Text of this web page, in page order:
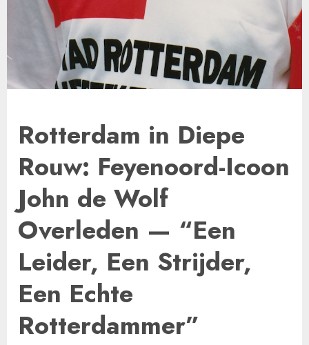
Rotterdam in Diepe
Rouw: Feyenoord-Icoon
John de Wolf
Overleden — “Een
Leider, Een Strijder,
Een Echte
Rotterdammer”